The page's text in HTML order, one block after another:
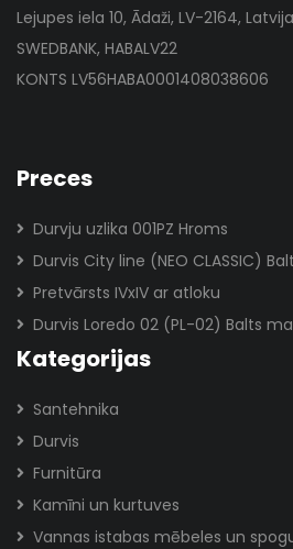
Lejupes iela 10, Ādaži, LV-2164, Latvija
SWEDBANK, HABALV22
KONTS LV56HABA0001408038606
Preces
Durvju uzlika 001PZ Hroms
Durvis City line (NEO CLASSIC)
Pretvārsts IVxIV ar atloku
Durvis Loredo 02 (PL-02) Balts
Kategorijas
Santehnika
Durvis
Furnitūra
Kamīni un kurtuves
Vannas istabas mēbeles un